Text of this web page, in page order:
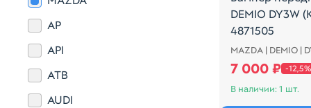
AP
API
ATB
AUDI
DEMIO DY3W
4871505
2я модель
MAZDA | DEMIO |
7 000 ₽ -12,5%
В наличии: 1 шт.